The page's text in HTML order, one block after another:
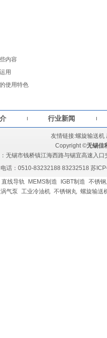
内容
用
使用特色
行业新闻
友情链接:螺旋输送机
Copyright ©无锡佳
无锡市钱桥镇江海西路与锡宜高速入
电话：0510-83232188 83232518 苏
直线导轨 MEMS制造 IGBT制造 不锈
气泵 工业冷油机 不锈钢丸 螺旋输送